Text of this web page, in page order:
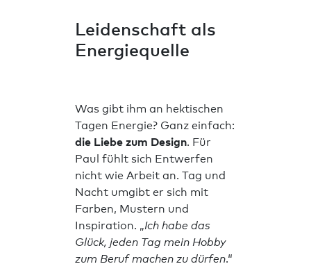
Leidenschaft als
Energiequelle
Was gibt ihm an hektischen
Tagen Energie? Ganz einfach:
die Liebe zum Design. Für
Paul fühlt sich Entwerfen
nicht wie Arbeit an. Tag und
Nacht umgibt er sich mit
Farben, Mustern und
Inspiration. „Ich habe das
Glück, jeden Tag mein Hobby
zum Beruf machen zu dürfen.“